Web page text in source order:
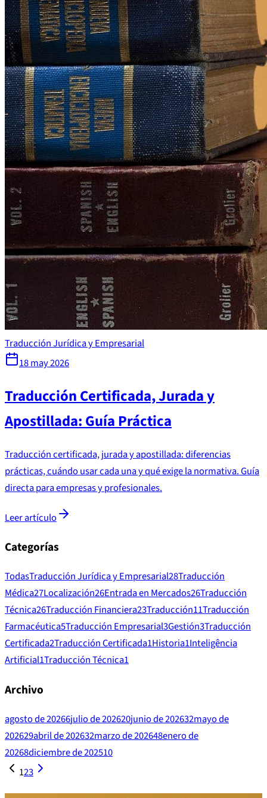
Traducción Jurídica y Empresarial
18 may 2026
Traducción Certificada, Jurada y
Apostillada: Guía Práctica
Traducción certificada, jurada y apostillada: diferencias
prácticas, cuándo usar cada una y qué exige la normativa. Guía
directa para empresas y profesionales.
Leer artículo
Categorías
TodasTraducción Jurídica y Empresarial28Traducción
Médica27Localización26Entrada en Mercados26Traducción
Técnica26Traducción Financiera23Traducción11Traducción
Farmacéutica5Traducción Empresarial3Gestión3Traducción
Certificada2Traducción Certificada1Historia1Inteligência
Artificial1Traducción Técnica1
Archivo
agosto de 20266julio de 202620junio de 202632mayo de
202629abril de 202632marzo de 202648enero de
20268diciembre de 202510
123